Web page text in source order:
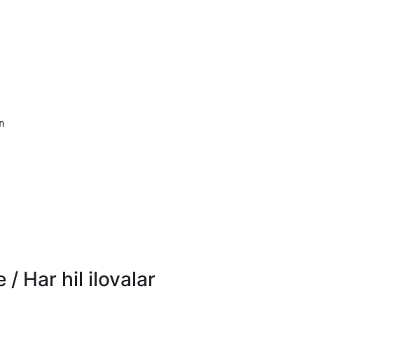
/ Har hil ilovalar